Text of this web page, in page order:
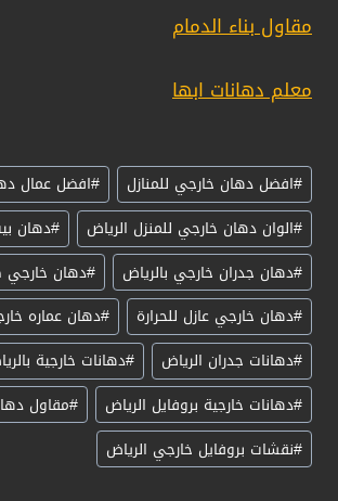
مقاول بناء الدمام
معلم دهانات ابها
وسوم
المقال:
#افضل دهان خارجي للمنازل #افضل عمال
#الوان دهان خارجي للمنزل الرياض #دهان
#دهان جدران خارجي بالرياض #دهان خارجي
#دهان خارجي عازل للحرارة #دهان عماره
#دهانات جدران الرياض #دهانات خارجية
#دهانات خارجية بروفايل الرياض #مقاول
#نقشات بروفايل خارجي الرياض